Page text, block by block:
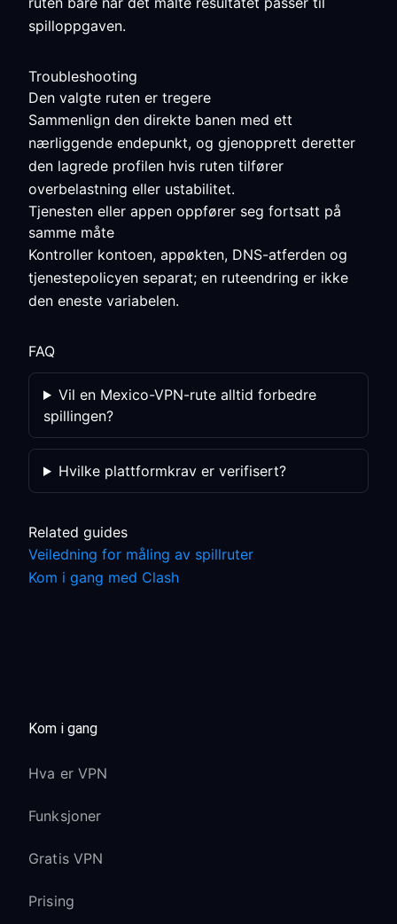
spilloppgaven.
Troubleshooting
Den valgte ruten er tregere
Sammenlign den direkte banen med ett
nærliggende endepunkt, og gjenopprett deretter
den lagrede profilen hvis ruten tilfører
overbelastning eller ustabilitet.
Tjenesten eller appen oppfører seg fortsatt på
samme måte
Kontroller kontoen, appøkten, DNS-atferden og
tjenestepolicyen separat; en ruteendring er ikke
den eneste variabelen.
FAQ
Vil en Mexico-VPN-rute alltid forbedre
spillingen?
Hvilke plattformkrav er verifisert?
Related guides
Veiledning for måling av spillruter
Kom i gang med Clash
Kom i gang
Hva er VPN
Funksjoner
Gratis VPN
Prising